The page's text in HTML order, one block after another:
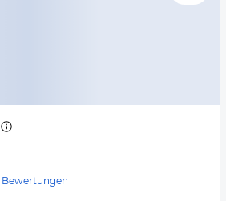
Bewertungen